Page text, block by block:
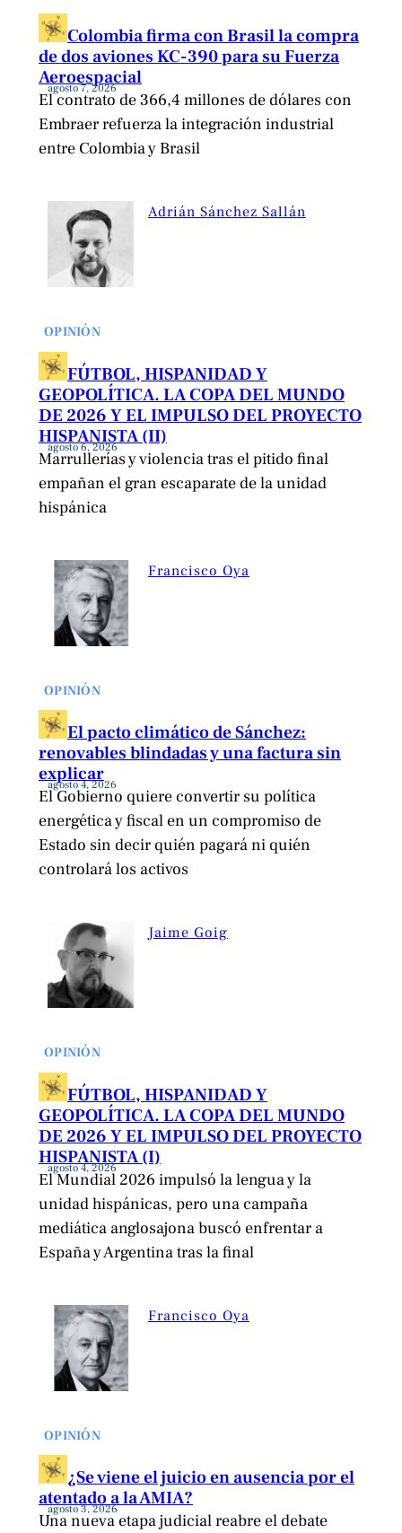
Colombia firma con Brasil la compra
de dos aviones KC-390 para su Fuerza
Aeroespacial
agosto 7, 2026
El contrato de 366,4 millones de dólares con
Embraer refuerza la integración industrial
entre Colombia y Brasil
Adrián Sánchez Sallán
OPINIÓN
FÚTBOL, HISPANIDAD Y
GEOPOLÍTICA. LA COPA DEL MUNDO
DE 2026 Y EL IMPULSO DEL PROYECTO
HISPANISTA (II)
agosto 6, 2026
Marrullerías y violencia tras el pitido final
empañan el gran escaparate de la unidad
hispánica
Francisco Oya
OPINIÓN
El pacto climático de Sánchez:
renovables blindadas y una factura sin
explicar
agosto 4, 2026
El Gobierno quiere convertir su política
energética y fiscal en un compromiso de
Estado sin decir quién pagará ni quién
controlará los activos
Jaime Goig
OPINIÓN
FÚTBOL, HISPANIDAD Y
GEOPOLÍTICA. LA COPA DEL MUNDO
DE 2026 Y EL IMPULSO DEL PROYECTO
HISPANISTA (I)
agosto 4, 2026
El Mundial 2026 impulsó la lengua y la
unidad hispánicas, pero una campaña
mediática anglosajona buscó enfrentar a
España y Argentina tras la final
Francisco Oya
OPINIÓN
¿Se viene el juicio en ausencia por el
atentado a la AMIA?
agosto 3, 2026
Una nueva etapa judicial reabre el debate